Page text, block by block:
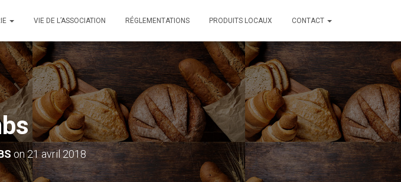
VIE DE L’ASSOCIATION RÉGLEMENTATIONS PRODUITS LOCAUX CONTACT
on21 avril 2018